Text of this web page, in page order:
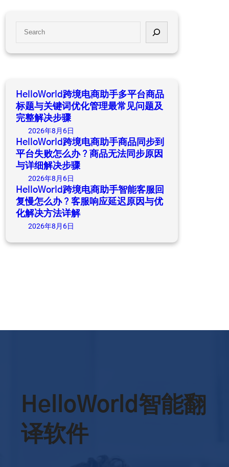
a
h
HelloWorld跨境电商助手多平台商品
标题与关键词优化管理最常见问题及
完整解决步骤
2026年8月6日
HelloWorld跨境电商助手商品同步到
平台失败怎么办？商品无法同步原因
与详细解决步骤
2026年8月6日
HelloWorld跨境电商助手智能客服回
复慢怎么办？客服响应延迟原因与优
化解决方法详解
2026年8月6日
HelloWorld智能翻
译软件